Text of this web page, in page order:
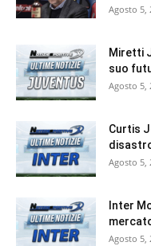
Agosto 5,
Miretti
suo
Agosto 5,
Curtis
Agosto 5,
Inter
Agosto 5,